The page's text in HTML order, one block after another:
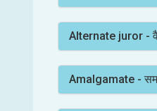
Alternate juror -
Amalgamate -